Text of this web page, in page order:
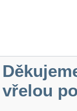
vřelou